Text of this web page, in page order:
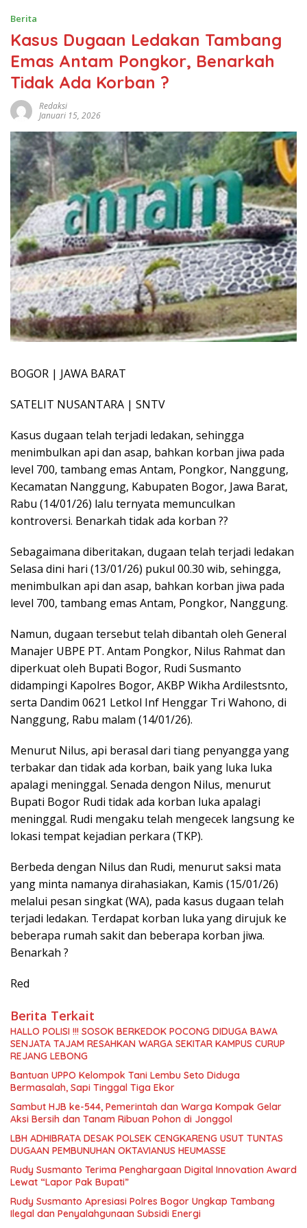
Berita
Kasus Dugaan Ledakan Tambang
Emas Antam Pongkor, Benarkah
Tidak Ada Korban ?
Redaksi
Januari 15, 2026
BOGOR | JAWA BARAT
SATELIT NUSANTARA | SNTV
Kasus dugaan telah terjadi ledakan, sehingga
menimbulkan api dan asap, bahkan korban jiwa pada
level 700, tambang emas Antam, Pongkor, Nanggung,
Kecamatan Nanggung, Kabupaten Bogor, Jawa Barat,
Rabu (14/01/26) lalu ternyata memunculkan
kontroversi. Benarkah tidak ada korban ??
Sebagaimana diberitakan, dugaan telah terjadi ledakan
Selasa dini hari (13/01/26) pukul 00.30 wib, sehingga,
menimbulkan api dan asap, bahkan korban jiwa pada
level 700, tambang emas Antam, Pongkor, Nanggung.
Namun, dugaan tersebut telah dibantah oleh General
Manajer UBPE PT. Antam Pongkor, Nilus Rahmat dan
diperkuat oleh Bupati Bogor, Rudi Susmanto
didampingi Kapolres Bogor, AKBP Wikha Ardilestsnto,
serta Dandim 0621 Letkol Inf Henggar Tri Wahono, di
Nanggung, Rabu malam (14/01/26).
Menurut Nilus, api berasal dari tiang penyangga yang
terbakar dan tidak ada korban, baik yang luka luka
apalagi meninggal. Senada dengon Nilus, menurut
Bupati Bogor Rudi tidak ada korban luka apalagi
meninggal. Rudi mengaku telah mengecek langsung ke
lokasi tempat kejadian perkara (TKP).
Berbeda dengan Nilus dan Rudi, menurut saksi mata
yang minta namanya dirahasiakan, Kamis (15/01/26)
melalui pesan singkat (WA), pada kasus dugaan telah
terjadi ledakan. Terdapat korban luka yang dirujuk ke
beberapa rumah sakit dan beberapa korban jiwa.
Benarkah ?
Red
Berita Terkait
HALLO POLISI !!! SOSOK BERKEDOK POCONG DIDUGA BAWA
SENJATA TAJAM RESAHKAN WARGA SEKITAR KAMPUS CURUP
REJANG LEBONG
Bantuan UPPO Kelompok Tani Lembu Seto Diduga
Bermasalah, Sapi Tinggal Tiga Ekor
Sambut HJB ke-544, Pemerintah dan Warga Kompak Gelar
Aksi Bersih dan Tanam Ribuan Pohon di Jonggol
LBH ADHIBRATA DESAK POLSEK CENGKARENG USUT TUNTAS
DUGAAN PEMBUNUHAN OKTAVIANUS HEUMASSE
Rudy Susmanto Terima Penghargaan Digital Innovation Award
Lewat “Lapor Pak Bupati”
Rudy Susmanto Apresiasi Polres Bogor Ungkap Tambang
Ilegal dan Penyalahgunaan Subsidi Energi